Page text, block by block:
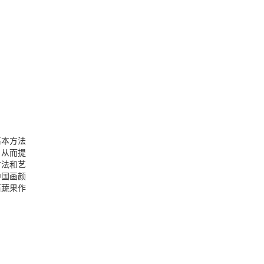
方法
而提
和艺
画颜
果作